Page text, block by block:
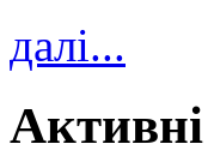
далі...